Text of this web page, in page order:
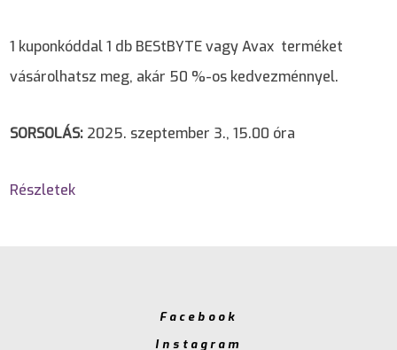
1 kuponkóddal 1 db BEStBYTE vagy Avax terméket
vásárolhatsz meg, akár 50 %-os kedvezménnyel.
SORSOLÁS: 2025. szeptember 3., 15.00 óra
Részletek
Facebook
Instagram